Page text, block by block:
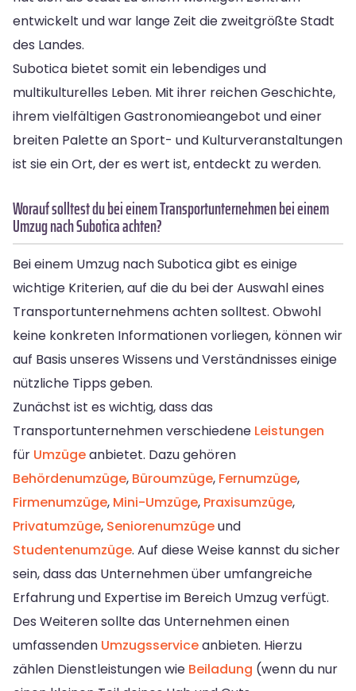
entwickelt und war lange Zeit die zweitgrößte Stadt
des Landes.
Subotica bietet somit ein lebendiges und
multikulturelles Leben. Mit ihrer reichen Geschichte,
ihrem vielfältigen Gastronomieangebot und einer
breiten Palette an Sport- und Kulturveranstaltungen
ist sie ein Ort, der es wert ist, entdeckt zu werden.
Worauf solltest du bei einem Transportunternehmen bei einem
Umzug nach Subotica achten?
Bei einem Umzug nach Subotica gibt es einige
wichtige Kriterien, auf die du bei der Auswahl eines
Transportunternehmens achten solltest. Obwohl
keine konkreten Informationen vorliegen, können wir
auf Basis unseres Wissens und Verständnisses einige
nützliche Tipps geben.
Zunächst ist es wichtig, dass das
Transportunternehmen verschiedene Leistungen
für Umzügeanbietet. Dazu gehören
Behördenumzüge, Büroumzüge, Fernumzüge,
Firmenumzüge, Mini-Umzüge, Praxisumzüge,
Privatumzüge, Seniorenumzügeund
Studentenumzüge. Auf diese Weise kannst du sicher
sein, dass das Unternehmen über umfangreiche
Erfahrung und Expertise im Bereich Umzug verfügt.
Des Weiteren sollte das Unternehmen einen
umfassenden Umzugsserviceanbieten. Hierzu
zählen Dienstleistungen wie Beiladung (wenn du nur